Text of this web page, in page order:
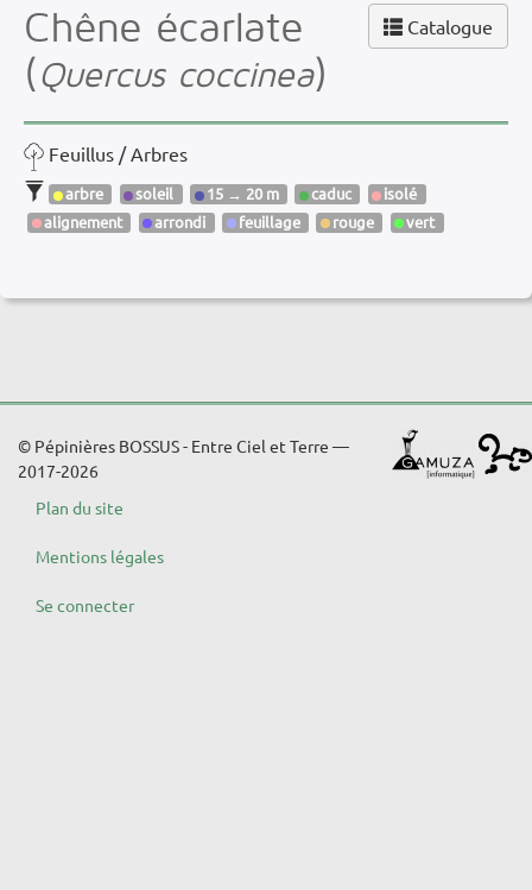
Catalogue
Chêne écarlate
(Quercus coccinea)
Feuillus / Arbres
arbre soleil 15 → 20 m caduc
isolé
alignement
arrondi feuillage rouge vert
© Pépinières BOSSUS - Entre Ciel et Terre —
2017-2026
Plan du site
Mentions légales
Se connecter